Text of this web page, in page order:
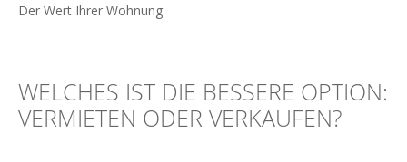
Der Wert Ihrer Wohnung
WELCHES IST DIE BESSERE OPTION:
VERMIETEN ODER VERKAUFEN?